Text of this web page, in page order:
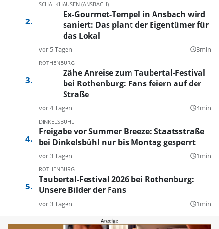
SCHALKHAUSEN (ANSBACH)
Ex-Gourmet-Tempel in Ansbach wird
saniert: Das plant der Eigentümer für
das Lokal
vor 5 Tagen query_builder3min
ROTHENBURG
Zähe Anreise zum Taubertal-Festival
bei Rothenburg: Fans feiern auf der
Straße
vor 4 Tagen query_builder4min
DINKELSBÜHL
Freigabe vor Summer Breeze: Staatsstraße
bei Dinkelsbühl nur bis Montag gesperrt
vor 3 Tagen query_builder1min
ROTHENBURG
Taubertal-Festival 2026 bei Rothenburg:
Unsere Bilder der Fans
vor 3 Tagen query_builder1min